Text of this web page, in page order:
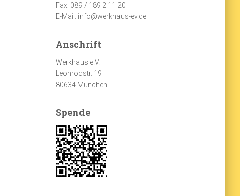
Fax: 089 / 189 2 11 20
E-Mail: info@werkhaus-ev.de
Anschrift
Werkhaus e.V.
Leonrodstr. 19
80634 München
Spende